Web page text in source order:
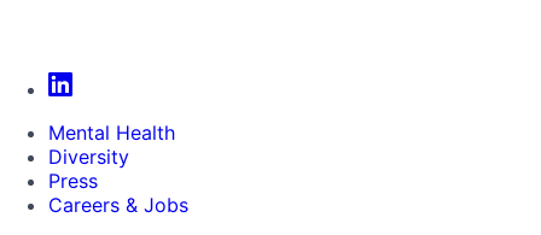
Mental Health
Diversity
Press
Careers & Jobs